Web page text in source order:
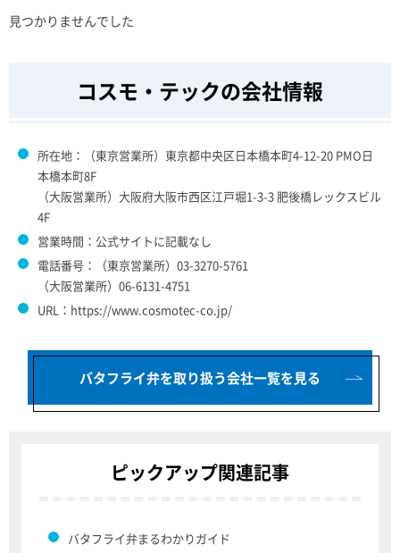
見つかりませんでした
コスモ・テックの会社情報
所在地：（東京営業所）東京都中央区日本橋本町4-12-20 PMO日
本橋本町8F
（大阪営業所）大阪府大阪市西区江戸堀1-3-3 肥後橋レックスビル
4F
営業時間：公式サイトに記載なし
電話番号：（東京営業所）03-3270-5761
（大阪営業所）06-6131-4751
URL：https://www.cosmotec-co.jp/
バタフライ弁を取り扱う会社一覧を見る
ピックアップ関連記事
バタフライ弁まるわかりガイド